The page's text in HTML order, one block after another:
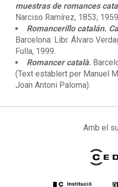
muestras de romances
Narciso Ramírez, 1853; 1959.
Romancerillo catalán.
Barcelona: Libr. Álvaro
Fulla, 1999.
Romancer català.
(Text establert per Manuel
Joan Antoni Paloma).
Amb el